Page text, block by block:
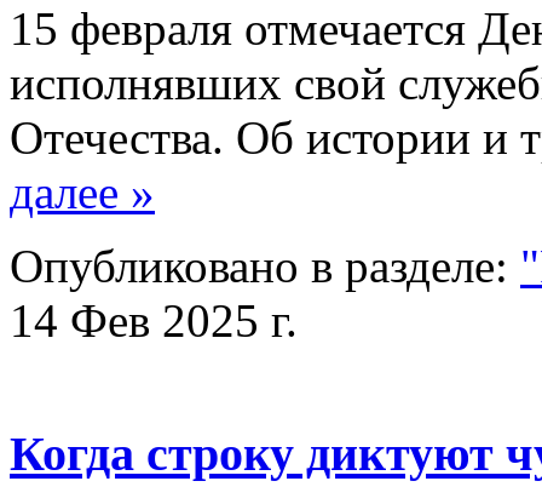
15 февраля отмечается
исполнявших свой
Отечества. Об истории и
далее »
Опубликовано в разделе:
14 Фев 2025 г.
Когда строку диктуют